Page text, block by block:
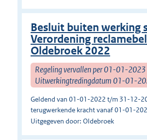
Besluit buiten werking
Verordening
Oldebroek 2022
Regeling vervallen per 01-01-2023
Uitwerkingtredingdatum 01-01-
Geldend van 01-01-2022 t/m 31-12-
terugwerkende kracht vanaf 01-01-
Uitgegeven door: Oldebroek